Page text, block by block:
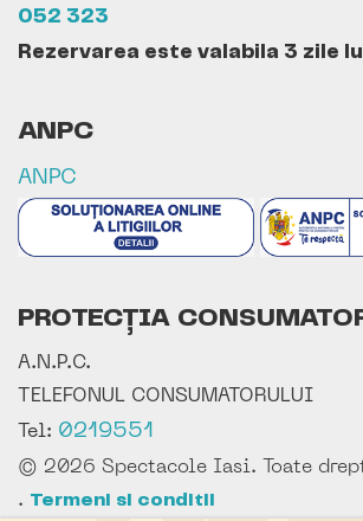
052 323
Rezervarea este valabila 3 zile
ANPC
ANPC
PROTECȚIA
A.N.P.C.
TELEFONUL CONSUMATORULUI
Tel: 0219551
© 2026 Spectacole Iasi. Toate
. Termeni si conditii